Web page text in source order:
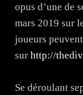
opus d’une de
mars 2019 sur
joueurs
sur http://
Se déroulant